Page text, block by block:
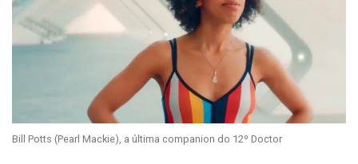
Bill Potts (Pearl Mackie), a última companion do 12º Doctor